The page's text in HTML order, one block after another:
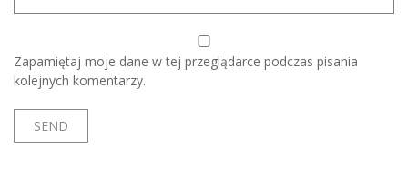
Zapamiętaj moje dane w tej przeglądarce podczas pisania
kolejnych komentarzy.